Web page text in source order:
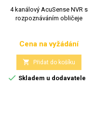
4 kanálový AcuSense NVR s
rozpoznáváním obličeje
Cena
Cena na vyžádání
 Přidat do košíku
 Skladem u dodavatele